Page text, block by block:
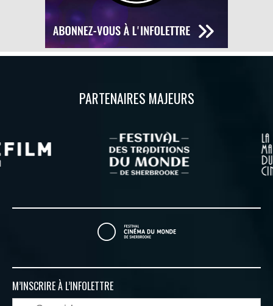
PARTENAIRES MAJEURS
M’INSCRIRE À L’INFOLETTRE